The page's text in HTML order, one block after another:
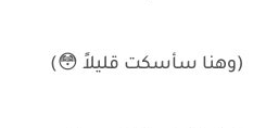
(وهنا سأسكت قليلاً 😳)